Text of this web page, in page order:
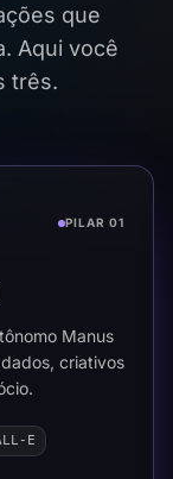
que
Aqui você
três.
PILAR 01
Manus
criativos
E